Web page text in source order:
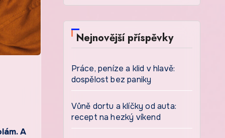
A
Nejnovější příspěvky
Práce, peníze a klid v hlavě:
dospělost bez paniky
Vůně dortu a klíčky od auta:
recept na hezký víkend